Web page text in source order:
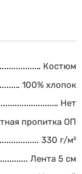
Костюм
100% хлопок
Нет
пропитка ОП
330 г/м²
Лента 5 см